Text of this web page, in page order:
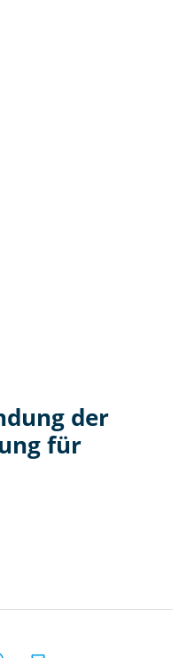
der
für